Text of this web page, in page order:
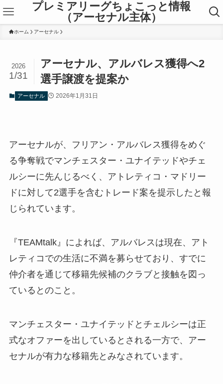
プレミアリーグちょこっと情報
（アーセナル主体）
ホーム アーセナル
アーセナル、アルバレス獲得へ2
選手譲渡を提案か
2026
1/31
アーセナル 2026年1月31日
アーセナルが、フリアン・アルバレス獲得をめぐ
る争奪戦でマンチェスター・ユナイテッドやチェ
ルシーに先んじるべく、アトレティコ・マドリー
ドに対して2選手を含むトレード案を提示したと報
じられています。
『TEAMtalk』によれば、アルバレスは現在、アト
レティコでの生活に不満を募らせており、すでに
仲介者を通じて移籍先候補のクラブと接触を図っ
ているとのこと。
マンチェスター・ユナイテッドとチェルシーは正
式なオファーを出しているとされる一方で、アー
セナルが有力な移籍先とみなされています。